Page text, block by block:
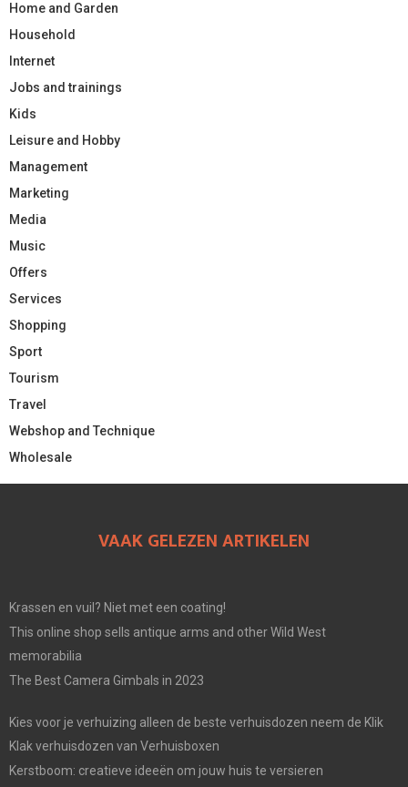
Home and Garden
Household
Internet
Jobs and trainings
Kids
Leisure and Hobby
Management
Marketing
Media
Music
Offers
Services
Shopping
Sport
Tourism
Travel
Webshop and Technique
Wholesale
VAAK GELEZEN ARTIKELEN
Krassen en vuil? Niet met een coating!
This online shop sells antique arms and other Wild West
memorabilia
The Best Camera Gimbals in 2023
Kies voor je verhuizing alleen de beste verhuisdozen neem de Klik
Klak verhuisdozen van Verhuisboxen
Kerstboom: creatieve ideeën om jouw huis te versieren